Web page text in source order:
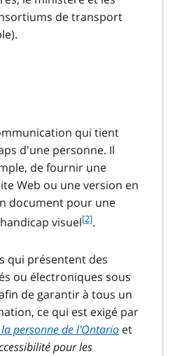
de transport
qui tient
d'une personne. Il
de fournir une
Web ou une version en
document pour une
visuelf
t
n
o
t
2
[2].
qui présentent des
ou électroniques sous
de garantir à tous un
ce qui est exigé par
personne de l'Ontario et
pour les